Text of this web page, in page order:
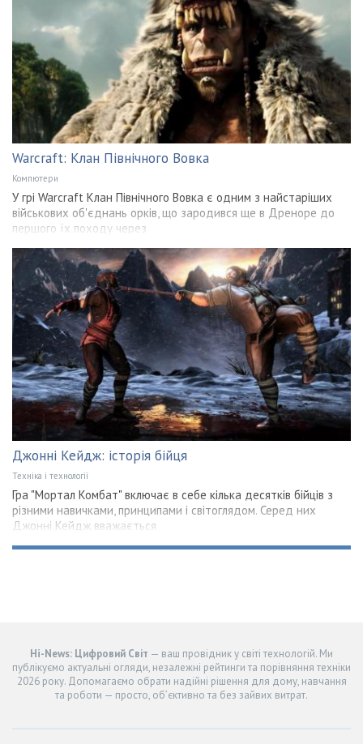
Warcraft: Клан Північного Вовка
Компютери
У грі Warcraft Клан Північного Вовка є одним з найстаріших
військових об'єднань орків, що зародився ще в Дреноре до
першого їх походу через
Джонні Кейдж: історія бійця
Техніка і технології
Гра "Мортал Комбат" включає в себе кілька десятків бійців з
різними навичками, принципами і світоглядом. Серед них
Джонні Кейдж вважається
Hi-News: Цифровий Світ — ваш провідник у світі технологій. Ми
публікуємо актуальні огляди, незалежні рейтинги та порівняння техніки
2026 року. Допомагаємо обрати надійні рішення для дому, навчання
та роботи — просто, об’єктивно та без зайвих витрат.